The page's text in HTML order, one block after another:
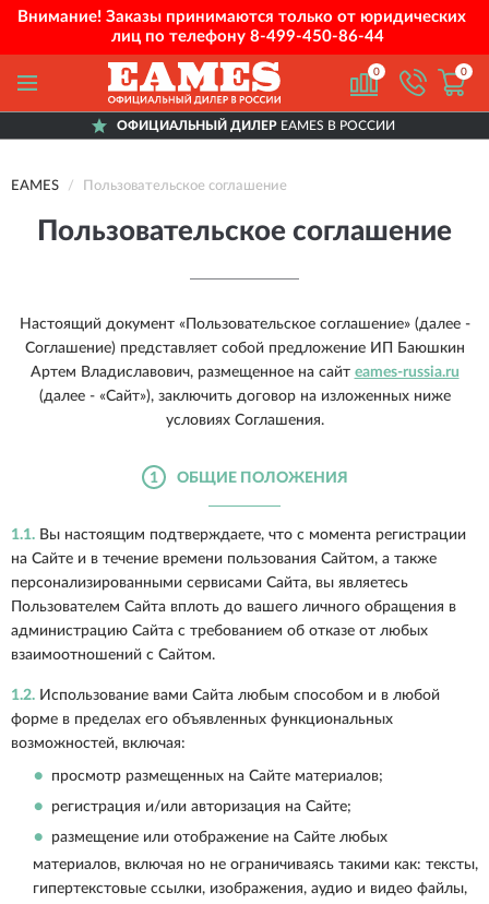
Внимание! Заказы принимаются только от юридических
лиц по телефону 8-499-450-86-44
0 0
ДИЛЕРEAMES В РОССИИ
EAMES Пользовательское соглашение
Пользовательское соглашение
Настоящий документ «Пользовательское соглашение» (далее -
Соглашение) представляет собой предложение ИП Баюшкин
Артем Владиславович, размещенное на сайт eames-russia.ru
(далее - «Сайт»), заключить договор на изложенных ниже
условиях Соглашения.
1 ОБЩИЕ ПОЛОЖЕНИЯ
1.1. Вы настоящим подтверждаете, что с момента регистрации
на Сайте и в течение времени пользования Сайтом, а также
персонализированными сервисами Сайта, вы являетесь
Пользователем Сайта вплоть до вашего личного обращения в
администрацию Сайта с требованием об отказе от любых
взаимоотношений с Сайтом.
1.2. Использование вами Сайта любым способом и в любой
форме в пределах его объявленных функциональных
возможностей, включая:
просмотр размещенных на Сайте материалов;
регистрация и/или авторизация на Сайте;
размещение или отображение на Сайте любых
материалов, включая но не ограничиваясь такими как: тексты,
гипертекстовые ссылки, изображения, аудио и видео файлы,